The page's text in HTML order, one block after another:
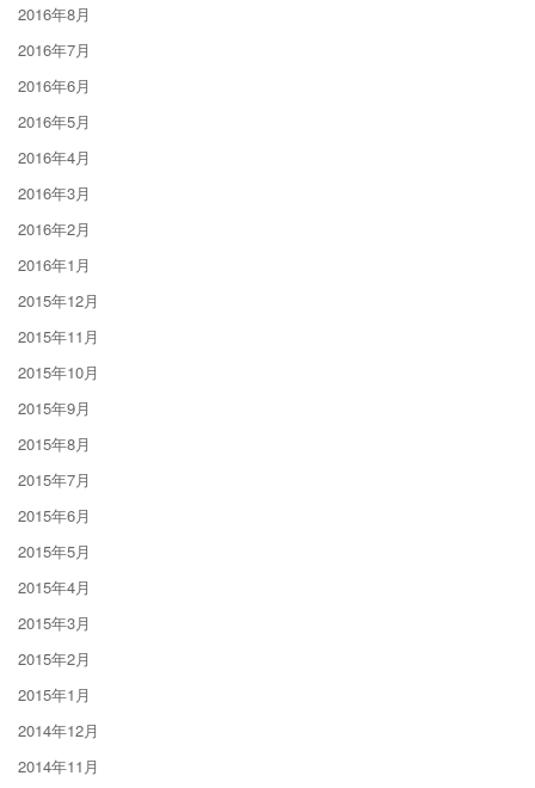
2016年8月
2016年7月
2016年6月
2016年5月
2016年4月
2016年3月
2016年2月
2016年1月
2015年12月
2015年11月
2015年10月
2015年9月
2015年8月
2015年7月
2015年6月
2015年5月
2015年4月
2015年3月
2015年2月
2015年1月
2014年12月
2014年11月